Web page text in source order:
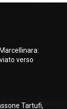
verso
Tartufi,